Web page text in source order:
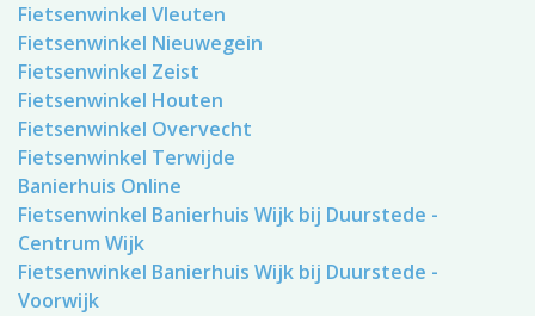
Fietsenwinkel Vleuten
Fietsenwinkel Nieuwegein
Fietsenwinkel Zeist
Fietsenwinkel Houten
Fietsenwinkel Overvecht
Fietsenwinkel Terwijde
Banierhuis Online
Fietsenwinkel Banierhuis Wijk bij Duurstede -
Centrum Wijk
Fietsenwinkel Banierhuis Wijk bij Duurstede -
Voorwijk